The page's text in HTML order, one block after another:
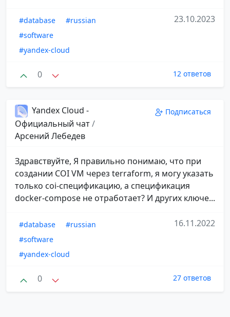
#database
#russian
#software
#yandex-cloud
23.10.2023
0 12 ответов
Yandex Cloud -
Официальный чат/
Арсений Лебедев
Подписаться
Здравствуйте, Я правильно понимаю, что при
создании COI VM через terraform, я могу указать
только coi-спецификацию, а спецификация
docker-compose не отработает? И других ключе...
#database
#russian
#software
#yandex-cloud
16.11.2022
0 27 ответов